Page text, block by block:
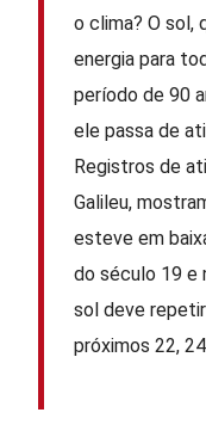
o clima? O sol,
energia para
período de 90
ele passa de
Registros de
Galileu,
esteve em
do século 19 e
sol deve
próximos 22,